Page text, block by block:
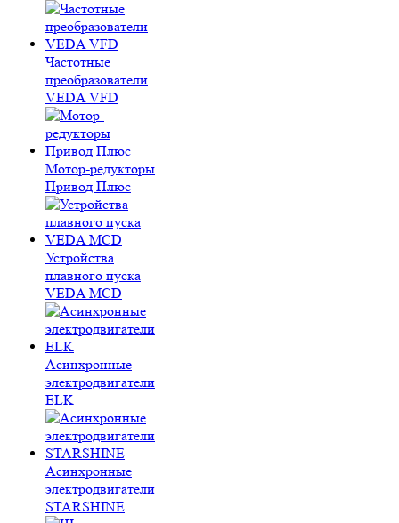
Частотные
преобразователи
VEDA VFD
Мотор-редукторы
Привод Плюс
Устройства
плавного пуска
VEDA MCD
Асинхронные
электродвигатели
ELK
Асинхронные
электродвигатели
STARSHINE